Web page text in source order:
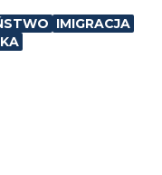
IMIGRACJA